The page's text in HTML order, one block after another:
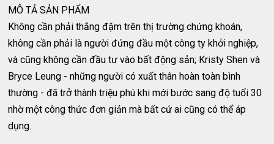
MÔ TẢ SẢN PHẨM
Không cần phải thắng đậm trên thị trường chứng khoán,
không cần phải là người đứng đầu một công ty khởi nghiệp,
và cũng không cần đầu tư vào bất động sản; Kristy Shen và
Bryce Leung - những người có xuất thân hoàn toàn bình
thường - đã trở thành triệu phú khi mới bước sang độ tuổi 30
nhờ một công thức đơn giản mà bất cứ ai cũng có thể áp
dụng.